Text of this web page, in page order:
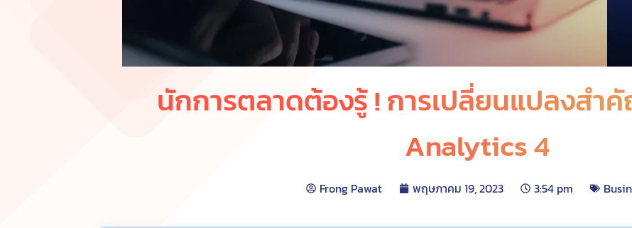
นักการตลาดต้องรู้ ! การเปลี่ยนแปลงสำ
Analytics 4
Frong Pawat พฤษภาคม 19, 2023 3:54 pm